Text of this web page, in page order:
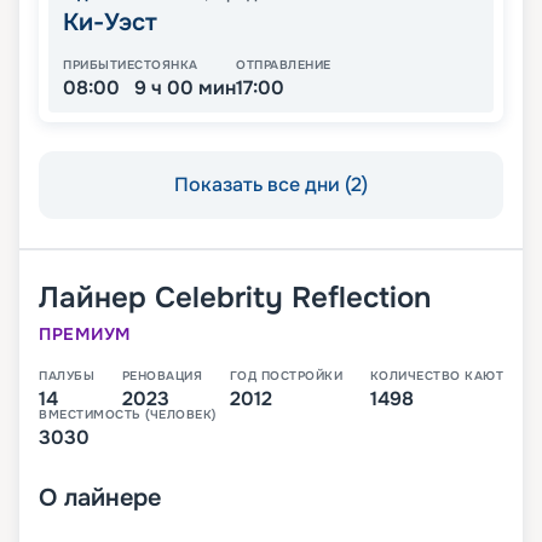
Ки-Уэст
ПРИБЫТИЕ
08:00
СТОЯНКА
9 ч 00 мин
ОТПРАВЛЕНИЕ
17:00
Показать все дни (2)
Лайнер Celebrity Reflection
ПРЕМИУМ
ПАЛУБЫ
14
РЕНОВАЦИЯ
2023
ГОД ПОСТРОЙКИ
2012
КОЛИЧЕСТВО КАЮТ
1498
ВМЕСТИМОСТЬ (ЧЕЛОВЕК)
3030
О лайнере